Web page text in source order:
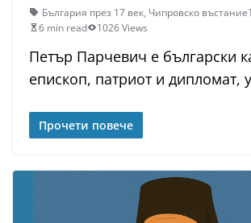
България през 17 век, Чипровско въстание
6 min read
1026 Views
Петър Парчевич е български
епископ, патриот и дипломат,
Прочети повече